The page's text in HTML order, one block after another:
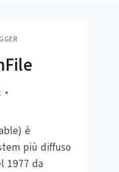
è
più diffuso
1977 da